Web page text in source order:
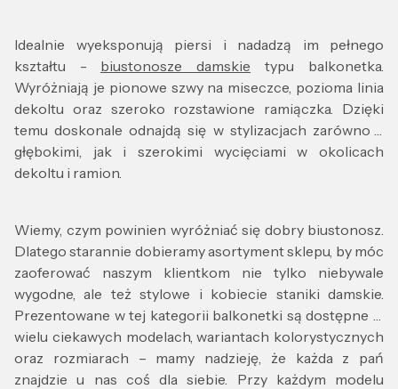
Idealnie wyeksponują piersi i nadadzą im pełnego
kształtu - biustonosze damskie typu balkonetka.
Wyróżniają je pionowe szwy na miseczce, pozioma linia
dekoltu oraz szeroko rozstawione ramiączka. Dzięki
temu doskonale odnajdą się w stylizacjach zarówno z
głębokimi, jak i szerokimi wycięciami w okolicach
dekoltu i ramion.
Wiemy, czym powinien wyróżniać się dobry biustonosz.
Dlatego starannie dobieramy asortyment sklepu, by móc
zaoferować naszym klientkom nie tylko niebywale
wygodne, ale też stylowe i kobiecie staniki damskie.
Prezentowane w tej kategorii balkonetki są dostępne w
wielu ciekawych modelach, wariantach kolorystycznych
oraz rozmiarach – mamy nadzieję, że każda z pań
znajdzie u nas coś dla siebie. Przy każdym modelu